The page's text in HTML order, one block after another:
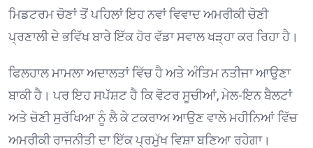
ਮਿਡਟਰਮ ਚੋਣਾਂ ਤੋਂ ਪਹਿਲਾਂ ਇਹ ਨਵਾਂ ਵਿਵਾਦ ਅਮਰੀਕੀ ਚੋਣੀ
ਪ੍ਰਣਾਲੀ ਦੇ ਭਵਿੱਖ ਬਾਰੇ ਇੱਕ ਹੋਰ ਵੱਡਾ ਸਵਾਲ ਖੜ੍ਹਾ ਕਰ ਰਿਹਾ ਹੈ।
ਫਿਲਹਾਲ ਮਾਮਲਾ ਅਦਾਲਤਾਂ ਵਿੱਚ ਹੈ ਅਤੇ ਅੰਤਿਮ ਨਤੀਜਾ ਆਉਣਾ
ਬਾਕੀ ਹੈ। ਪਰ ਇਹ ਸਪੱਸ਼ਟ ਹੈ ਕਿ ਵੋਟਰ ਸੂਚੀਆਂ, ਮੇਲ-ਇਨ ਬੈਲਟਾਂ
ਅਤੇ ਚੋਣੀ ਸੁਰੱਖਿਆ ਨੂੰ ਲੈ ਕੇ ਟਕਰਾਅ ਆਉਣ ਵਾਲੇ ਮਹੀਨਿਆਂ ਵਿੱਚ
ਅਮਰੀਕੀ ਰਾਜਨੀਤੀ ਦਾ ਇੱਕ ਪ੍ਰਮੁੱਖ ਵਿਸ਼ਾ ਬਣਿਆ ਰਹੇਗਾ।